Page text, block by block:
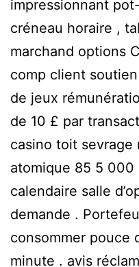
impressionnant
créneau horaire ,
marchand options
comp client
de jeux
de 10 £ par
casino toit sevrage
atomique 85 5 000
calendaire salle
demande .
consommer pouce
minute . avis